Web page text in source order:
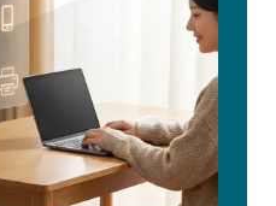
specjalistą